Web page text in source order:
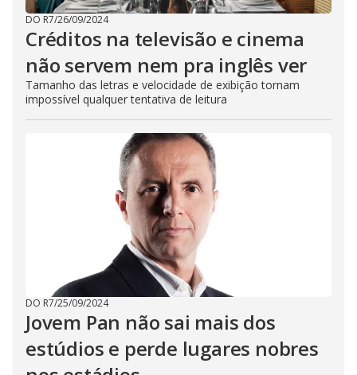
DO R7/26/09/2024
Créditos na televisão e cinema
não servem nem pra inglês ver
Tamanho das letras e velocidade de exibição tornam
impossível qualquer tentativa de leitura
DO R7/25/09/2024
Jovem Pan não sai mais dos
estúdios e perde lugares nobres